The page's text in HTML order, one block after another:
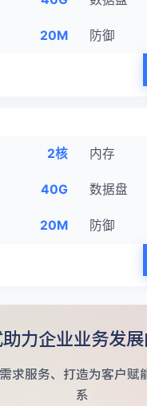
20M 防御
2核 内存
40G 数据盘
20M 防御
力企业业务发
求服务、打造为客户赋
系